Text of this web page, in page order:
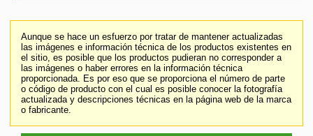
Aunque se hace un esfuerzo por tratar de mantener actualizadas
las imágenes e información técnica de los productos existentes en
el sitio, es posible que los productos pudieran no corresponder a
las imágenes o haber errores en la información técnica
proporcionada. Es por eso que se proporciona el número de parte
o código de producto con el cual es posible conocer la fotografía
actualizada y descripciones técnicas en la página web de la marca
o fabricante.